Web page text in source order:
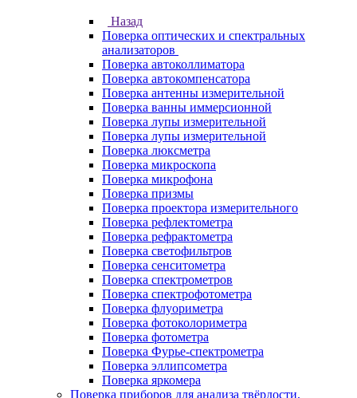
Назад
Поверка оптических и спектральных
анализаторов
Поверка автоколлиматора
Поверка автокомпенсатора
Поверка антенны измерительной
Поверка ванны иммерсионной
Поверка лупы измерительной
Поверка лупы измерительной
Поверка люксметра
Поверка микроскопа
Поверка микрофона
Поверка призмы
Поверка проектора измерительного
Поверка рефлектометра
Поверка рефрактометра
Поверка светофильтров
Поверка сенситометра
Поверка спектрометров
Поверка спектрофотометра
Поверка флуориметра
Поверка фотоколориметра
Поверка фотометра
Поверка Фурье-спектрометра
Поверка эллипсометра
Поверка яркомера
Поверка приборов для анализа твёрдости,